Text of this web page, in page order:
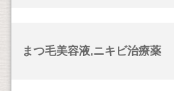
まつ毛美容液,ニキビ治療薬